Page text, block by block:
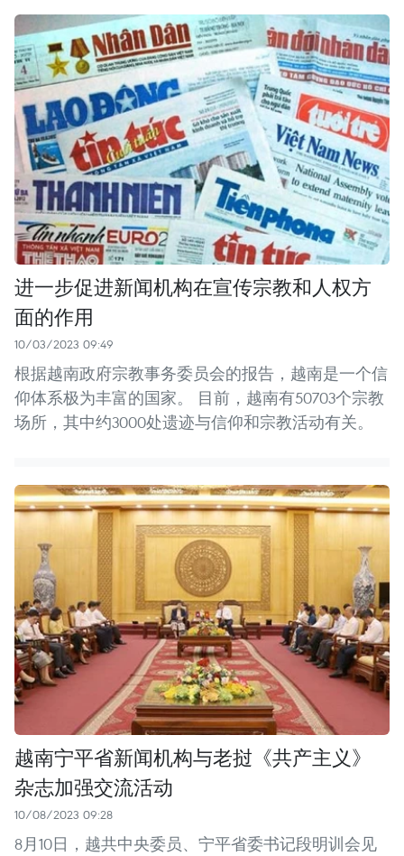
进一步促进新闻机构在宣传宗教和人权方
面的作用
10/03/2023 09:49
根据越南政府宗教事务委员会的报告，越南是一个信
仰体系极为丰富的国家。 目前，越南有50703个宗教
场所，其中约3000处遗迹与信仰和宗教活动有关。
越南宁平省新闻机构与老挝《共产主义》
杂志加强交流活动
10/08/2023 09:28
8月10日，越共中央委员、宁平省委书记段明训会见